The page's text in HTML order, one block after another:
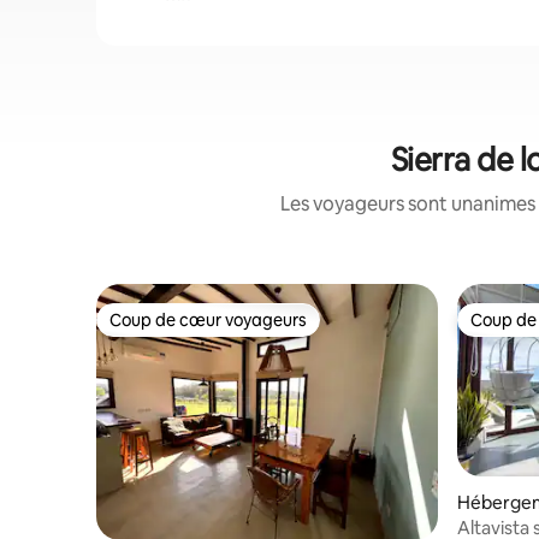
Sierra de
Les voyageurs sont
Coup de cœur voyageurs
Coup de cœur voyageurs Coup
Coup
Padres
Altavista